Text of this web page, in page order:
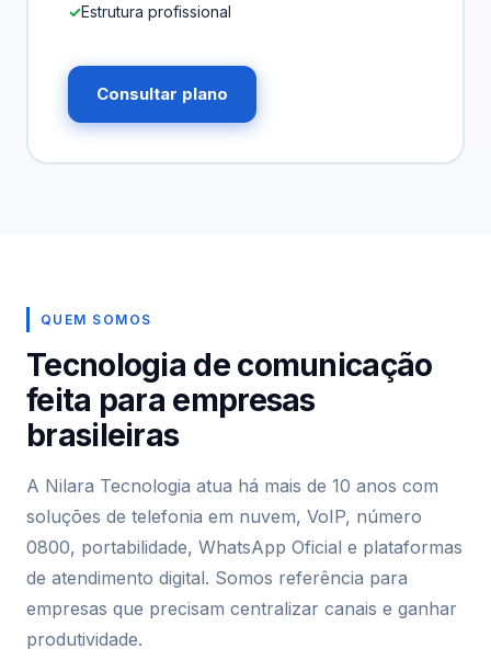
Estrutura profissional
Consultar plano
QUEM SOMOS
Tecnologia de comunicação
feita para empresas
brasileiras
A Nilara Tecnologia atua há mais de 10 anos com
soluções de telefonia em nuvem, VoIP, número
0800, portabilidade, WhatsApp Oficial e plataformas
de atendimento digital. Somos referência para
empresas que precisam centralizar canais e ganhar
produtividade.